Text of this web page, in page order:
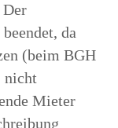
Der
da
(beim BGH
nicht
Mieter